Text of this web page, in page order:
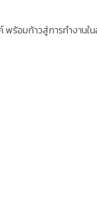
อมก้าวสู่การทำงานใ